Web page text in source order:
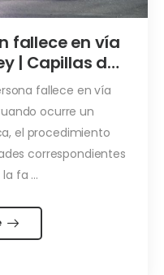
fallece en vía
| Capillas del
fallece en vía
ocurre un
el procedimiento
correspondientes
fa ...